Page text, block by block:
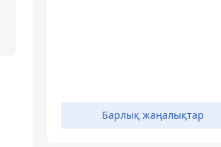
Барлық жаңалықтар